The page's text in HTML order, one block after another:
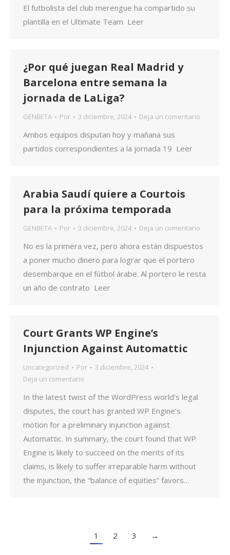
El futbolista del club merengue ha compartido su
plantilla en el Ultimate Team Leer
¿Por qué juegan Real Madrid y
Barcelona entre semana la
jornada de LaLiga?
GENBETA Por 3 diciembre, 2024 Deja un comentario
Ambos equipos disputan hoy y mañana sus
partidos correspondientes a la jornada 19 Leer
Arabia Saudí quiere a Courtois
para la próxima temporada
GENBETA Por 3 diciembre, 2024 Deja un comentario
No es la primera vez, pero ahora están dispuestos
a poner mucho dinero para lograr que el portero
desembarque en el fútbol árabe. Al portero le resta
un año de contrato Leer
Court Grants WP Engine’s
Injunction Against Automattic
Uncategorized Por
3 diciembre, 2024
Deja un comentario
In the latest twist of the WordPress world’s legal
disputes, the court has granted WP Engine’s
motion for a preliminary injunction against
Automattic. In summary, the court found that WP
Engine is likely to succeed on the merits of its
claims, is likely to suffer irreparable harm without
the injunction, the “balance of equities” favors…
1 2 3 →